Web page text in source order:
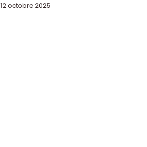
12 octobre 2025